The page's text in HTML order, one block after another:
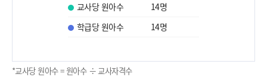
교사당 원아수 14명
학급당 원아수
14명
*교사당 원아수 = 원아수 ÷ 교사자격수